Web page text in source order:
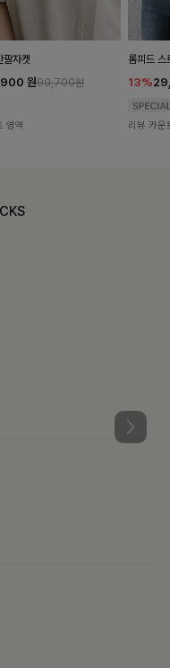
팔자켓
원90,700원
영역
롬피드 스
13%
리뷰 카운